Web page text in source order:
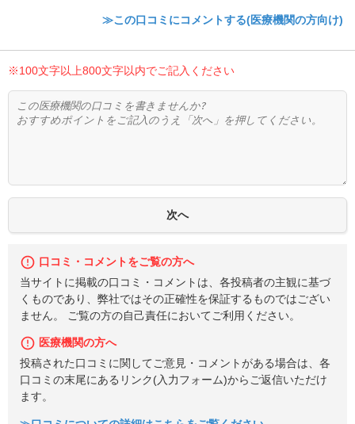
≫この口コミにコメントする(医療機関の方向け)
※100文字以上800文字以内でご記入ください
口コミ・コメントをご覧の方へ
当サイトに掲載の口コミ・コメントは、各投稿者の主観に基づ
くものであり、弊社ではその正確性を保証するものではござい
ません。 ご覧の方の自己責任においてご利用ください。
医療機関の方へ
投稿された口コミに関してご意見・コメントがある場合は、各
口コミの末尾にあるリンク(入力フォーム)からご返信いただけ
ます。